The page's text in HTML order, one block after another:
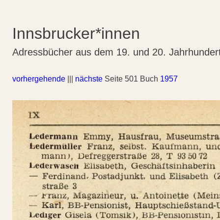
Innsbrucker*innen
Adressbücher aus dem 19. und 20.
vorhergehende nächste Seite 501 Buch 1957